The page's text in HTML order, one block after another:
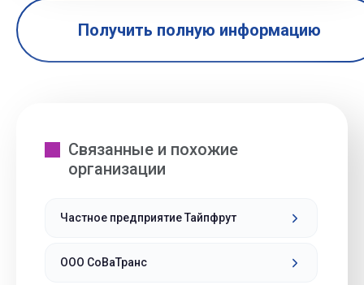
Получить полную информацию
Связанные и похожие
организации
Частное предприятие Тайпфрут
ООО СоВаТранс